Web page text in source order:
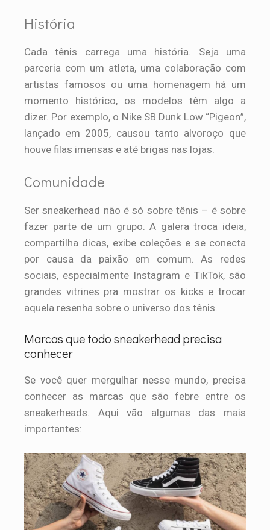
História
Cada tênis carrega uma história. Seja uma
parceria com um atleta, uma colaboração com
artistas famosos ou uma homenagem há um
momento histórico, os modelos têm algo a
dizer. Por exemplo, o Nike SB Dunk Low “Pigeon”,
lançado em 2005, causou tanto alvoroço que
houve filas imensas e até brigas nas lojas.
Comunidade
Ser sneakerhead não é só sobre tênis – é sobre
fazer parte de um grupo. A galera troca ideia,
compartilha dicas, exibe coleções e se conecta
por causa da paixão em comum. As redes
sociais, especialmente Instagram e TikTok, são
grandes vitrines pra mostrar os kicks e trocar
aquela resenha sobre o universo dos tênis.
Marcas que todo sneakerhead precisa
conhecer
Se você quer mergulhar nesse mundo, precisa
conhecer as marcas que são febre entre os
sneakerheads. Aqui vão algumas das mais
importantes: